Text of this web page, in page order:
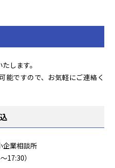
します。
能ですので、お気軽にご連絡く
企業相談所
17:30）